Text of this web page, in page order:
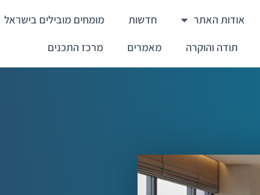
אודות האתר חדשות
מומחים מובילים בישראל
תודה והוקרה מאמרים מרכז התכנים